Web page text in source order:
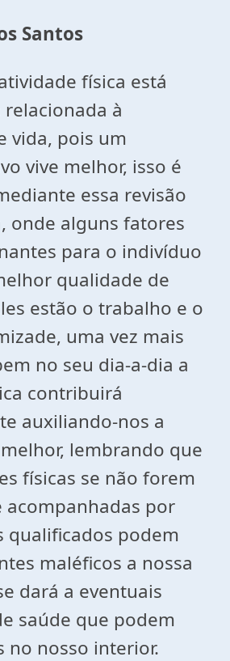
Santos
física está
à
vida, pois um
vive melhor, isso é
essa revisão
onde alguns fatores
para o indivíduo
qualidade de
estão o trabalho e o
uma vez mais
no seu dia-a-dia a
contribuirá
auxiliando-nos a
lembrando que
físicas se não forem
acompanhadas por
qualificados podem
maléficos a nossa
dará a eventuais
saúde que podem
no nosso interior.